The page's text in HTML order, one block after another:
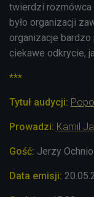
twierdzi rozmówca
było organizacji
organizacje bardzo
ciekawe odkrycie,
***
Tytuł audycji:
Prowadzi: Kamil
Gość: Jerzy
Data emisji: